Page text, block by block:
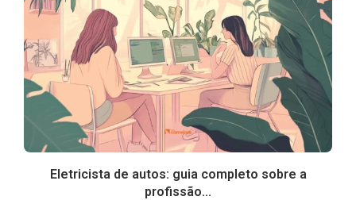
Eletricista de autos: guia completo sobre a
profissão...